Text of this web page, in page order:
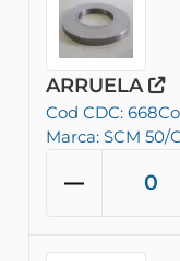
ARRUELA
Cod CDC: 668
Marca: SCM 50/